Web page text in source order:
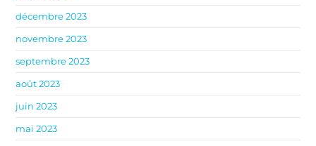
décembre 2023
novembre 2023
septembre 2023
août 2023
juin 2023
mai 2023